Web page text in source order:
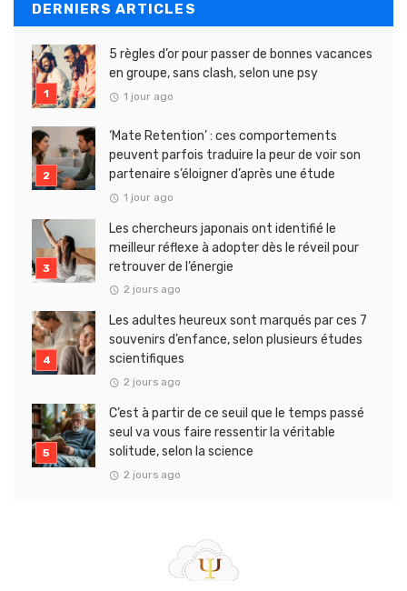
DERNIERS ARTICLES
5 règles d’or pour passer de bonnes vacances
en groupe, sans clash, selon une psy
1 jour ago
‘Mate Retention’ : ces comportements
peuvent parfois traduire la peur de voir son
partenaire s’éloigner d’après une étude
1 jour ago
Les chercheurs japonais ont identifié le
meilleur réflexe à adopter dès le réveil pour
retrouver de l’énergie
2 jours ago
Les adultes heureux sont marqués par ces 7
souvenirs d’enfance, selon plusieurs études
scientifiques
2 jours ago
C’est à partir de ce seuil que le temps passé
seul va vous faire ressentir la véritable
solitude, selon la science
2 jours ago